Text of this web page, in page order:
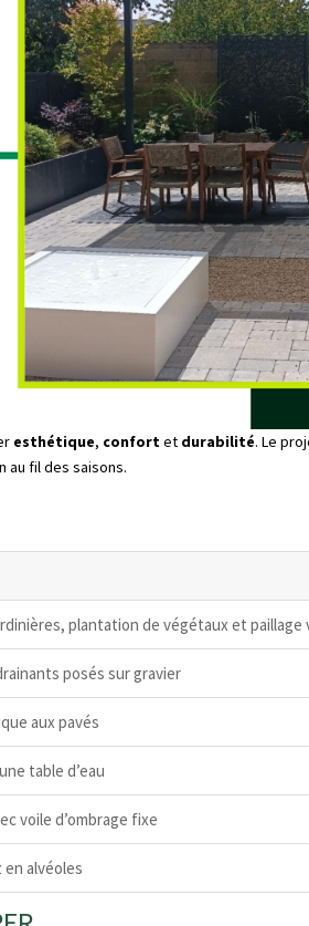
esthétique, confortet durabilité. Le
au fil des saisons.
plantation de végétaux et paillage
posés sur gravier
aux pavés
table d’eau
voile d’ombrage fixe
en alvéoles